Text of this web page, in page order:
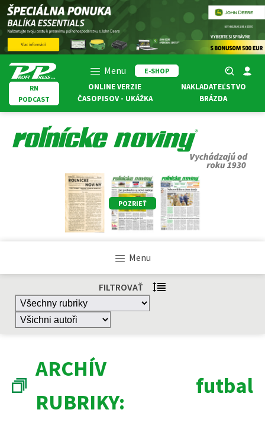
Menu
E-SHOP
RN
PODCAST
ONLINE VERZIE
ČASOPISOV - UKÁŽKA
NAKLADATEĽSTVO
BRÁZDA
POZRIEŤ
Menu
FILTROVAŤ
ARCHÍV
RUBRIKY:
futbal